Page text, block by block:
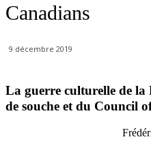
Canadians
9 décembre 2019
La guerre culturelle de la
de souche et du Council